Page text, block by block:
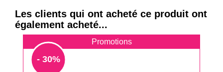
Les clients qui ont acheté ce produit ont
également acheté...
Promotions
- 30%